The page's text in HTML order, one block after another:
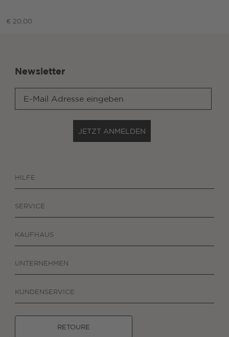
€ 20,00
Newsletter
JETZT ANMELDEN
HILFE
SERVICE
KAUFHAUS
UNTERNEHMEN
KUNDENSERVICE
RETOURE